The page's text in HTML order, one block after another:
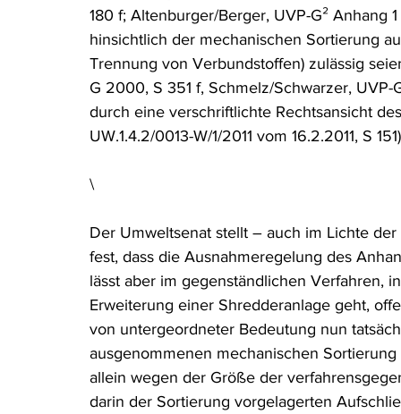
180 f; Altenburger/Berger, UVP-G² Anhang
hinsichtlich der mechanischen Sortierung
Trennung von Verbundstoffen) zulässig
G 2000, S 351 f, Schmelz/Schwarzer,
durch eine verschriftlichte Rechtsansicht
UW.1.4.2/0013-W/1/2011 vom 16.2.2011, S
\
Der Umweltsenat stellt – auch im Lichte
fest, dass die Ausnahmeregelung des
lässt aber im gegenständlichen Verfahren,
Erweiterung einer Shredderanlage geht,
von untergeordneter Bedeutung nun
ausgenommenen mechanischen
allein wegen der Größe der
darin der Sortierung vorgelagerten